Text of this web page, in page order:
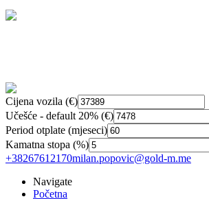
Cijena vozila (€)
Učešće - default 20% (€)
Period otplate (mjeseci)
Kamatna stopa (%)
+38267612170milan.popovic@gold-m.me
Navigate
Početna